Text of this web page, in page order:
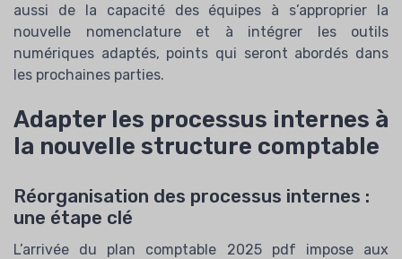
aussi de la capacité des équipes à s’approprier la
nouvelle nomenclature et à intégrer les outils
numériques adaptés, points qui seront abordés dans
les prochaines parties.
Adapter les processus internes à
la nouvelle structure comptable
Réorganisation des processus internes :
une étape clé
L’arrivée du plan comptable 2025 pdf impose aux